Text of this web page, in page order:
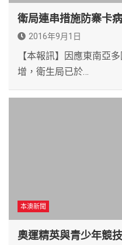
衛局連串措施防寨卡病
2016年9月1日
【本報訊】因應東南亞
增，衛生局已於…
本澳新聞
奧運精英與青少年競技